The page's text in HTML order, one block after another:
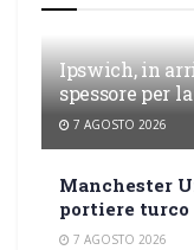
Ipswich, in
spessore per
7 AGOSTO 2026
Manchester
portiere
7 AGOSTO 2026